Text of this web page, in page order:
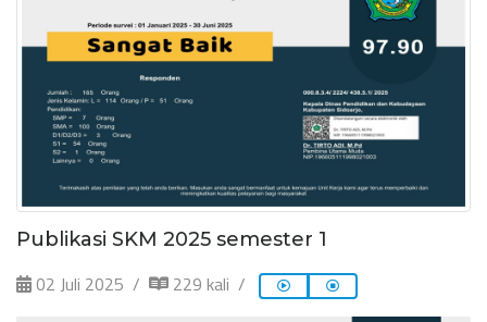
Publikasi SKM 2025 semester 1
02 Juli 2025 229 kali